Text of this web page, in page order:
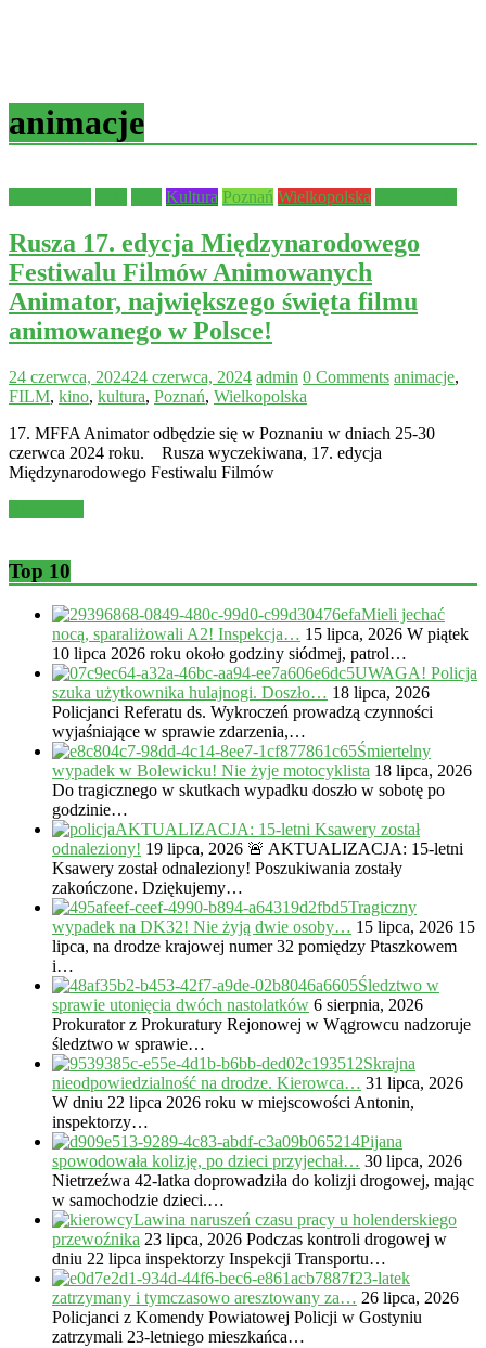
animacje
Kultura Poznań Wielkopolska
Rusza 17. edycja Międzynarodowego
Festiwalu Filmów Animowanych
Animator, największego święta filmu
animowanego w Polsce!
24 czerwca, 202424 czerwca, 2024 admin 0 Comments animacje,
FILM, kino, kultura, Poznań, Wielkopolska
17. MFFA Animator odbędzie się w Poznaniu w dniach 25-30
czerwca 2024 roku. Rusza wyczekiwana, 17. edycja
Międzynarodowego Festiwalu Filmów
Top 10
Mieli jechać
nocą, sparaliżowali A2! Inspekcja… 15 lipca, 2026 W piątek
10 lipca 2026 roku około godziny siódmej, patrol…
UWAGA! Policja
szuka użytkownika hulajnogi. Doszło… 18 lipca, 2026
Policjanci Referatu ds. Wykroczeń prowadzą czynności
wyjaśniające w sprawie zdarzenia,…
Śmiertelny
wypadek w Bolewicku! Nie żyje motocyklista 18 lipca, 2026
Do tragicznego w skutkach wypadku doszło w sobotę po
godzinie…
AKTUALIZACJA: 15-letni Ksawery został
odnaleziony! 19 lipca, 2026 🚨 AKTUALIZACJA: 15-letni
Ksawery został odnaleziony! Poszukiwania zostały
zakończone. Dziękujemy…
Tragiczny
wypadek na DK32! Nie żyją dwie osoby… 15 lipca, 2026 15
lipca, na drodze krajowej numer 32 pomiędzy Ptaszkowem
i…
Śledztwo w
sprawie utonięcia dwóch nastolatków 6 sierpnia, 2026
Prokurator z Prokuratury Rejonowej w Wągrowcu nadzoruje
śledztwo w sprawie…
Skrajna
nieodpowiedzialność na drodze. Kierowca… 31 lipca, 2026
W dniu 22 lipca 2026 roku w miejscowości Antonin,
inspektorzy…
Pijana
spowodowała kolizję, po dzieci przyjechał… 30 lipca, 2026
Nietrzeźwa 42-latka doprowadziła do kolizji drogowej, mając
w samochodzie dzieci.…
Lawina naruszeń czasu pracy u holenderskiego
przewoźnika 23 lipca, 2026 Podczas kontroli drogowej w
dniu 22 lipca inspektorzy Inspekcji Transportu…
23-latek
zatrzymany i tymczasowo aresztowany za… 26 lipca, 2026
Policjanci z Komendy Powiatowej Policji w Gostyniu
zatrzymali 23-letniego mieszkańca…